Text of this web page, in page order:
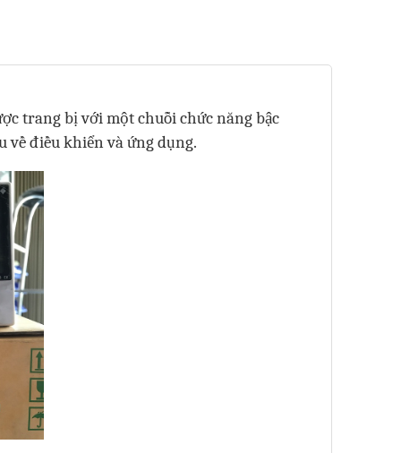
trang bị với một chuỗi chức năng bậc
về điều khiển và ứng dụng.